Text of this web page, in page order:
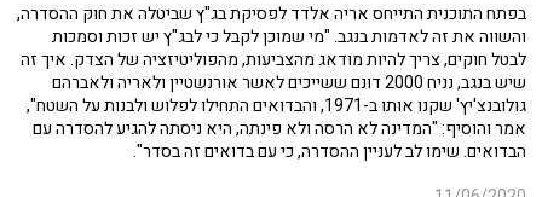
בפתח התוכנית התייחס אריה אלדד לפסיקת בג"ץ שביטלה את חוק ההסדרה,
והשווה את זה לאדמות בנגב. "מי שמוכן לקבל כי לבג"ץ יש זכות וסמכות
לבטל חוקים, צריך להיות מודאג מהצביעות, מהפוליטיזציה של הצדק. איך זה
שיש בנגב, נניח 2000 דונם ששייכים לאשר אורנשטיין ולאריה ולאברהם
גולובנצ'יץ' שקנו אותו ב-1971, והבדואים התחילו לפלוש ולבנות על השטח",
אמר והוסיף: "המדינה לא הרסה ולא פינתה, היא ניסתה להגיע להסדרה עם
הבדואים. שימו לב לעניין ההסדרה, כי עם בדואים זה בסדר".